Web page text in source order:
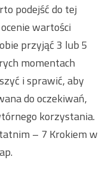
podejść do tej
wartości
przyjąć 3 lub 5
momentach
i sprawić, aby
do oczekiwań,
korzystania.
– 7 Krokiem w